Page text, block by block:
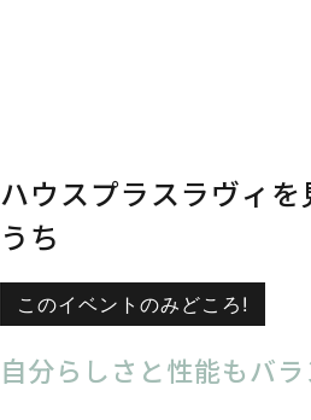
ハウスプラスラヴィ
うち
このイベントのみどころ!
自分らしさと性能もバラ